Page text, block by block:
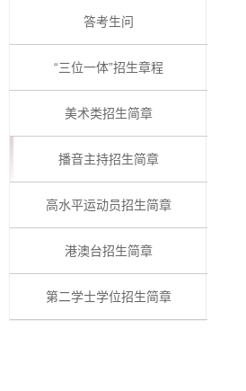
答考生问
“三位一体”招生章程
美术类招生简章
播音主持招生简章
高水平运动员招生简章
港澳台招生简章
第二学士学位招生简章